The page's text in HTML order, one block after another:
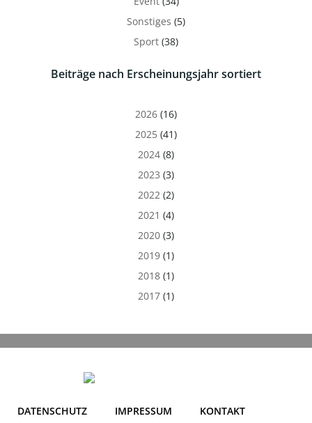
Sonstiges (5)
Sport (38)
Beiträge nach Erscheinungsjahr sortiert
2026 (16)
2025 (41)
2024 (8)
2023 (3)
2022 (2)
2021 (4)
2020 (3)
2019 (1)
2018 (1)
2017 (1)
DATENSCHUTZ IMPRESSUM KONTAKT